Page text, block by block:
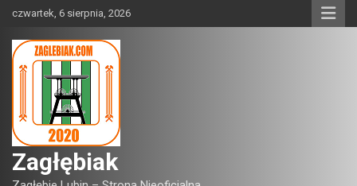
content
czwartek, 6 sierpnia, 2026
Zagłębiak